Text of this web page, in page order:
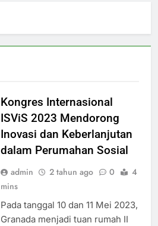
Kongres Internasional
ISViS 2023 Mendorong
Inovasi dan Keberlanjutan
dalam Perumahan Sosial
admin 2 tahun ago 0
4
mins
Pada tanggal 10 dan 11 Mei 2023,
Granada menjadi tuan rumah II